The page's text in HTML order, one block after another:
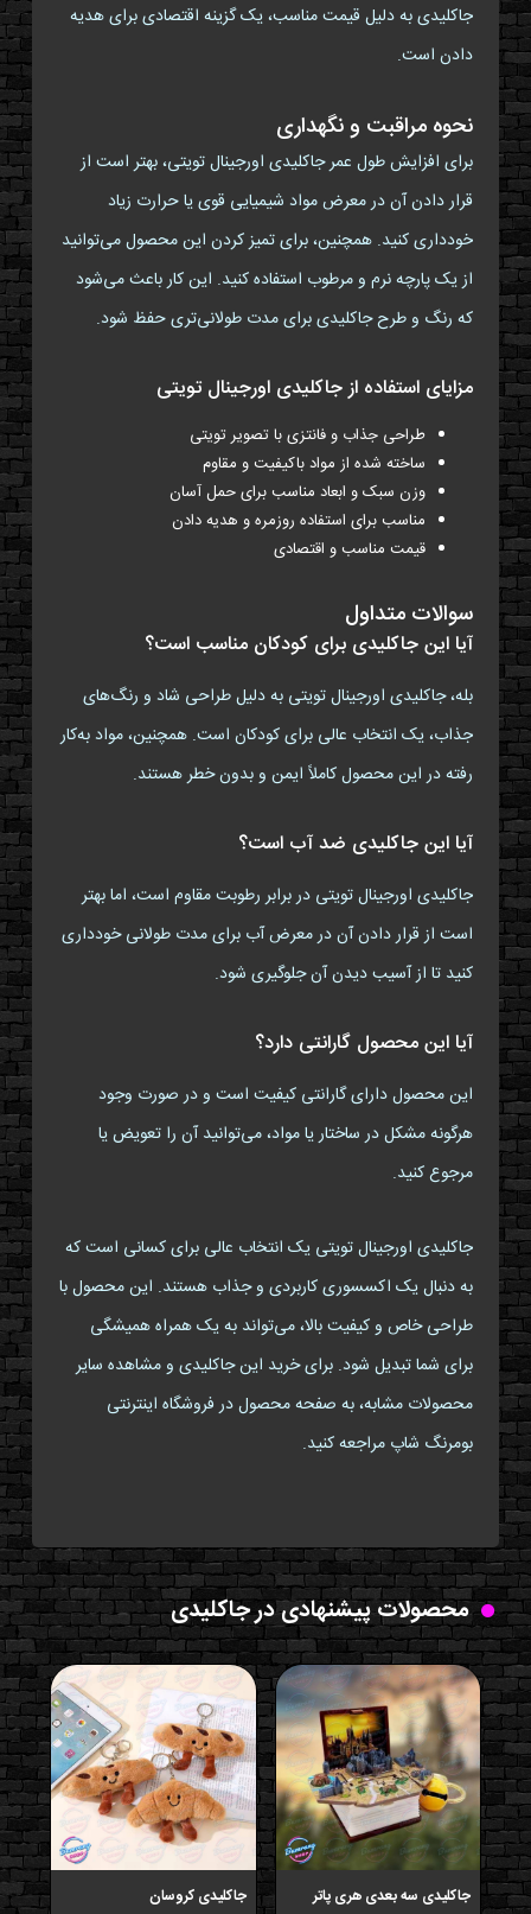
جاکلیدی به دلیل قیمت مناسب، یک گزینه اقتصادی برای هدیه
دادن است.
نحوه مراقبت و نگهداری
برای افزایش طول عمر جاکلیدی اورجینال تویتی، بهتر است از
قرار دادن آن در معرض مواد شیمیایی قوی یا حرارت زیاد
خودداری کنید. همچنین، برای تمیز کردن این محصول می‌توانید
از یک پارچه نرم و مرطوب استفاده کنید. این کار باعث می‌شود
که رنگ و طرح جاکلیدی برای مدت طولانی‌تری حفظ شود.
مزایای استفاده از جاکلیدی اورجینال تویتی
طراحی جذاب و فانتزی با تصویر تویتی
ساخته شده از مواد باکیفیت و مقاوم
وزن سبک و ابعاد مناسب برای حمل آسان
مناسب برای استفاده روزمره و هدیه دادن
قیمت مناسب و اقتصادی
سوالات متداول
آیا این جاکلیدی برای کودکان مناسب است؟
بله، جاکلیدی اورجینال تویتی به دلیل طراحی شاد و رنگ‌های
جذاب، یک انتخاب عالی برای کودکان است. همچنین، مواد به‌کار
رفته در این محصول کاملاً ایمن و بدون خطر هستند.
آیا این جاکلیدی ضد آب است؟
جاکلیدی اورجینال تویتی در برابر رطوبت مقاوم است، اما بهتر
است از قرار دادن آن در معرض آب برای مدت طولانی خودداری
کنید تا از آسیب دیدن آن جلوگیری شود.
آیا این محصول گارانتی دارد؟
این محصول دارای گارانتی کیفیت است و در صورت وجود
هرگونه مشکل در ساختار یا مواد، می‌توانید آن را تعویض یا
مرجوع کنید.
جاکلیدی اورجینال تویتی یک انتخاب عالی برای کسانی است که
به دنبال یک اکسسوری کاربردی و جذاب هستند. این محصول با
طراحی خاص و کیفیت بالا، می‌تواند به یک همراه همیشگی
برای شما تبدیل شود. برای خرید این جاکلیدی و مشاهده سایر
محصولات مشابه، به صفحه محصول در فروشگاه اینترنتی
بومرنگ شاپ مراجعه کنید.
محصولات پیشنهادی در جاکلیدی
جاکلیدی سه بعدی هری پاتر جاکلیدی کروسان